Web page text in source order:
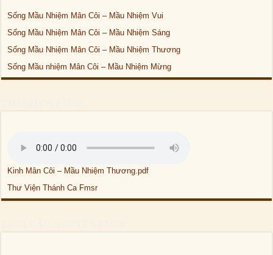
Sống Mầu Nhiệm Mân Côi – Mầu Nhiệm Vui
Sống Mầu Nhiệm Mân Côi – Mầu Nhiệm Sáng
Sống Mầu Nhiệm Mân Côi – Mầu Nhiệm Thương
Sống Mầu nhiệm Mân Côi – Mầu Nhiệm Mừng
Kinh Mân Côi – Mầu Nhiệm Thương.pdf
Thư Viện Thánh Ca Fmsr